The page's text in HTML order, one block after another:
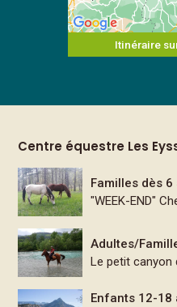
Itinéraire
Centre équestre Les
Familles dès 6
"WEEK-END"
Adultes/
Le petit canyon
Enfants 12-18